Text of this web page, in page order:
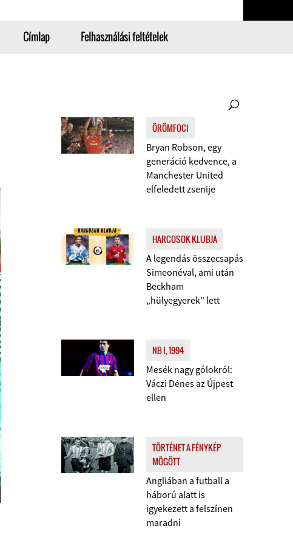
Címlap Felhasználási feltételek
ÖRÖMFOCI
Bryan Robson, egy
generáció kedvence, a
Manchester United
elfeledett zsenije
HARCOSOK KLUBJA
A legendás összecsapás
Simeonéval, ami után
Beckham
„hülyegyerek” lett
NB I, 1994
Mesék nagy gólokról:
Váczi Dénes az Újpest
ellen
TÖRTÉNET A FÉNYKÉP
MÖGÖTT
Angliában a futball a
háború alatt is
igyekezett a felszínen
maradni